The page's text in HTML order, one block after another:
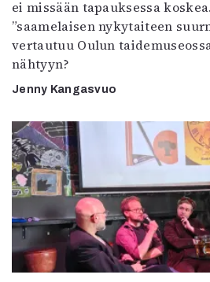
ei missään tapauksessa
”saamelaisen nykytaiteen
vertautuu Oulun
nähtyyn?
Jenny Kangasvuo